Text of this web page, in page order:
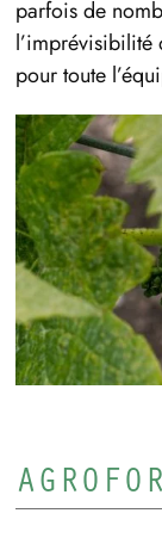
parfois de
pour toute